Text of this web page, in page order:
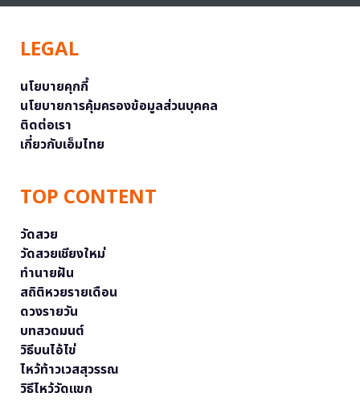
LEGAL
นโยบายคุกกี้
นโยบายการคุ้มครองข้อมูลส่วนบุคคล
ติดต่อเรา
เกี่ยวกับเอ็มไทย
TOP CONTENT
วัดสวย
วัดสวยเชียงใหม่
ทำนายฝัน
สถิติหวยรายเดือน
ดวงรายวัน
บทสวดมนต์
วิธีบนไอ้ไข่
ไหว้ท้าวเวสสุวรรณ
วิธีไหว้วัดแขก